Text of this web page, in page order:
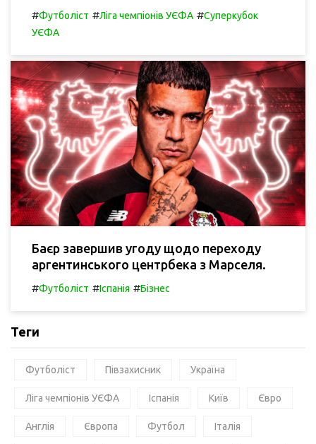
#Футболіст #Ліга чемпіонів УЄФА #Суперкубок
УЄФА
Баєр завершив угоду щодо переходу
аргентинського центрбека з Марселя.
#Футболіст #Іспанія #Бізнес
Теги
Футболіст Півзахисник Україна
Ліга чемпіонів УЄФА Іспанія Київ Євро
Англія Європа Футбол Італія